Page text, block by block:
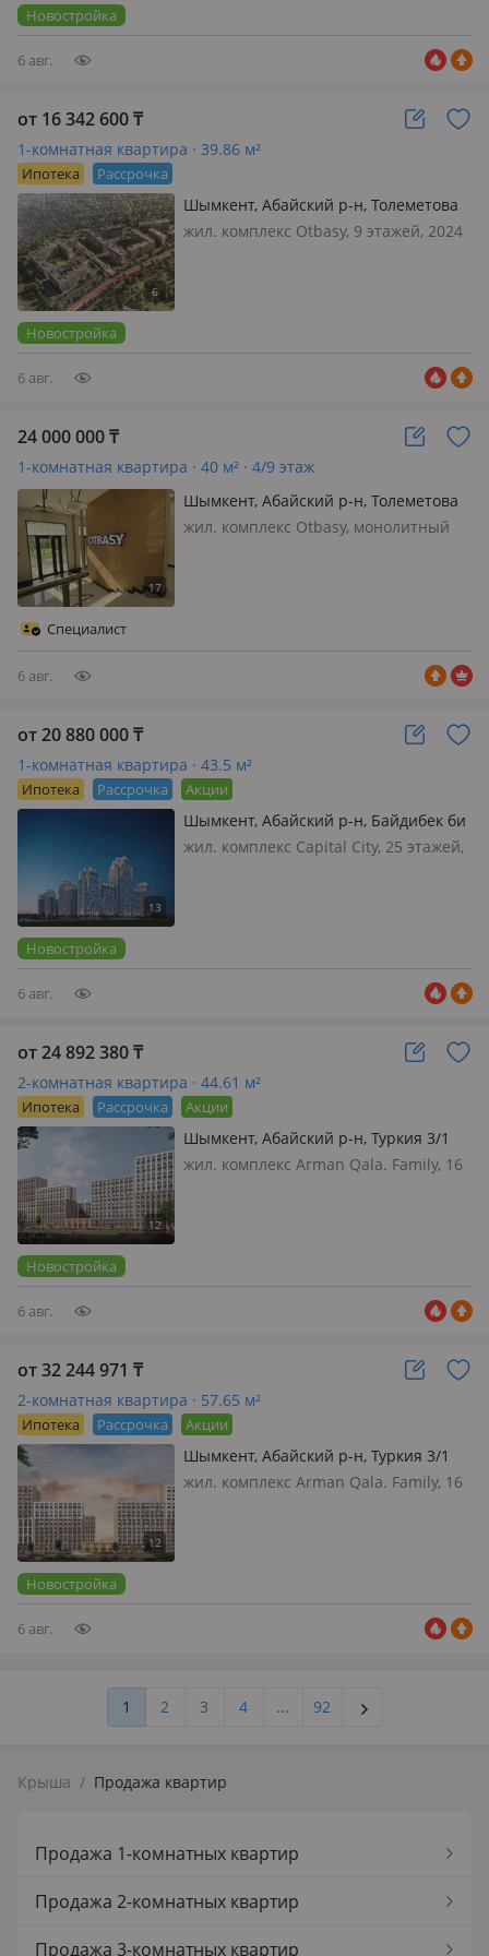
Новостройка
6 авг.
от 16 342 600₸
1-комнатная квартира · 39.86 м²
Ипотека Рассрочка
Шымкент, Абайский р-н, Толеметова
106/3
жил. комплекс Otbasy, 9 этажей, 2024
Новостройка
6 авг.
24 000 000₸
1-комнатная квартира · 40 м² · 4/9 этаж
Шымкент, Абайский р-н, Толеметова
106/3
жил. комплекс Otbasy, монолитный
Специалист
6 авг.
от 20 880 000₸
1-комнатная квартира · 43.5 м²
Ипотека Рассрочка Акции
Шымкент, Абайский р-н, Байдибек би
стр. 127/7
жил. комплекс Capital City, 25 этажей,
Новостройка
6 авг.
от 24 892 380₸
2-комнатная квартира · 44.61 м²
Ипотека Рассрочка Акции
Шымкент, Абайский р-н, Туркия 3/1
жил. комплекс Arman Qala. Family, 16
Новостройка
6 авг.
от 32 244 971 ₸
2-комнатная квартира · 57.65 м²
Ипотека Рассрочка Акции
Шымкент, Абайский р-н, Туркия 3/1
жил. комплекс Arman Qala. Family, 16
Новостройка
6 авг.
1 2 3 4 ... 92
Крыша / Продажа квартир
Продажа 1-комнатных квартир
Продажа 2-комнатных квартир
Продажа 3-комнатных квартир